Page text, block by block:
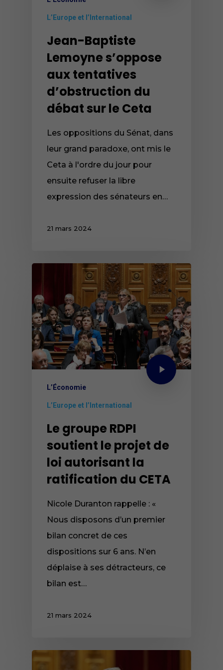
L’Europe et l’International
Jean-Baptiste
Lemoyne s’oppose
aux tentatives
d’obstruction du
débat sur le Ceta
Les oppositions du Sénat, dans
leur grand paradoxe, ont mis le
Ceta à l'ordre du jour pour
ensuite refuser la libre
expression des sénateurs en…
21 mars 2024
L’Économie
L’Europe et l’International
Le groupe RDPI
soutient le projet de
loi autorisant la
ratification du CETA
Nicole Duranton rappelle : «
Nous disposons d’un premier
bilan concret de ces
dispositions sur 6 ans. N’en
déplaise à ses détracteurs, ce
bilan est…
21 mars 2024